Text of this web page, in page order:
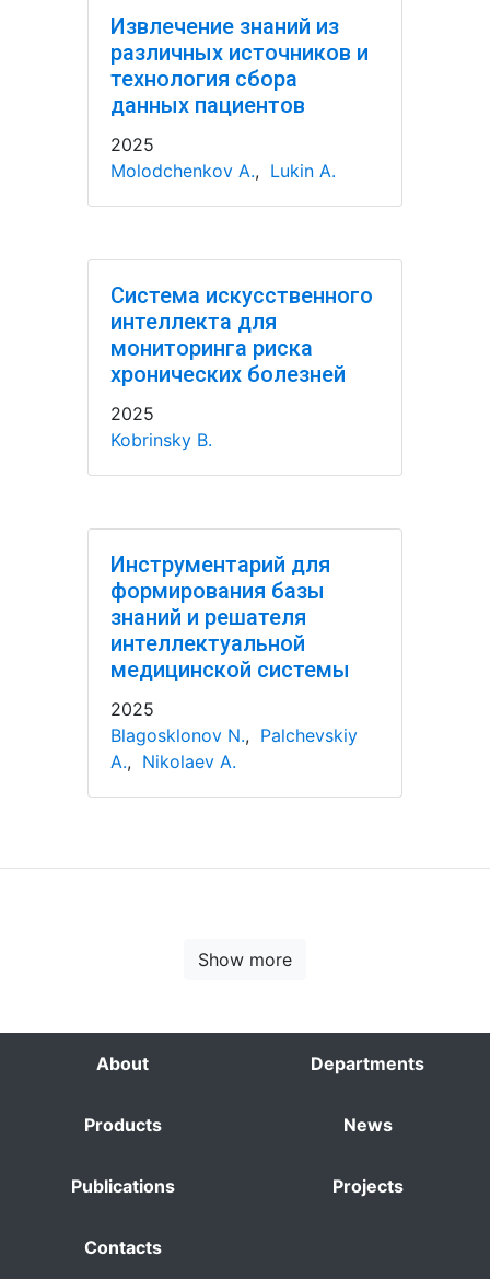
Извлечение знаний из
различных источников и
технология сбора
данных пациентов
2025
Molodchenkov A., Lukin A.
Система искусственного
интеллекта для
мониторинга риска
хронических болезней
2025
Kobrinsky B.
Инструментарий для
формирования базы
знаний и решателя
интеллектуальной
медицинской системы
2025
Blagosklonov N., Palchevskiy
A., Nikolaev A.
Show more
About Departments
Products News
Publications Projects
Contacts